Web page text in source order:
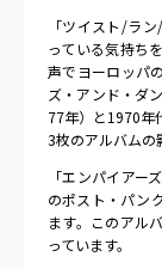
「ツイスト/ラ
っている気持ち
声でヨーロッパ
ズ・アンド・ダ
77年）と1970年
3枚のアルバムの
「エンパイア
のポスト・パン
ます。このアル
っています。